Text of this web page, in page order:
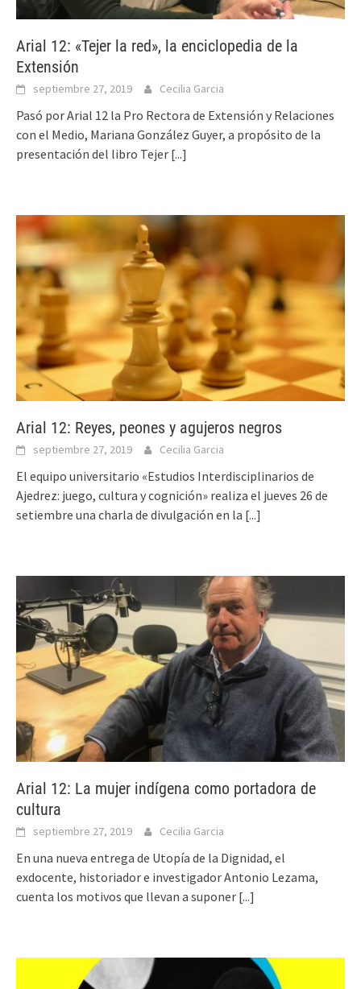
Arial 12: «Tejer la red», la enciclopedia de la
Extensión
septiembre 27, 2019 Cecilia Garcia
Pasó por Arial 12 la Pro Rectora de Extensión y Relaciones
con el Medio, Mariana González Guyer, a propósito de la
presentación del libro Tejer [...]
Arial 12: Reyes, peones y agujeros negros
septiembre 27, 2019 Cecilia Garcia
El equipo universitario «Estudios Interdisciplinarios de
Ajedrez: juego, cultura y cognición» realiza el jueves 26 de
setiembre una charla de divulgación en la [...]
Arial 12: La mujer indígena como portadora de
cultura
septiembre 27, 2019 Cecilia Garcia
En una nueva entrega de Utopía de la Dignidad, el
exdocente, historiador e investigador Antonio Lezama,
cuenta los motivos que llevan a suponer [...]